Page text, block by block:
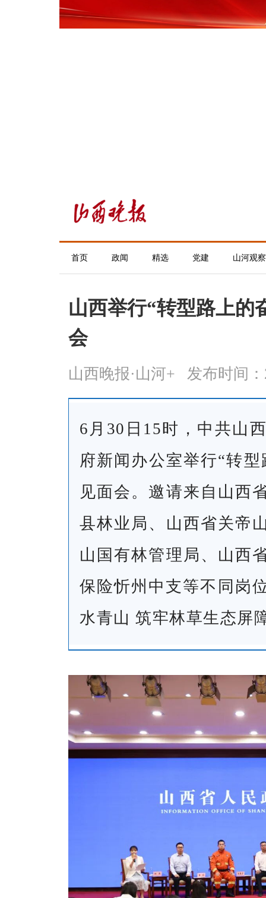
首页 政闻 精选 党建 山河观察
山西举行“转型路上的
会
山西晚报·山河+ 发布时间：
6月30日15时，中共山
府新闻办公室举行“转
见面会。邀请来自山西
县林业局、山西省关帝
山国有林管理局、山西
保险忻州中支等不同岗
水青山 筑牢林草生态屏